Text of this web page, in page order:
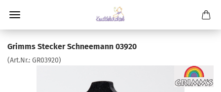
Grimms Stecker Schneemann 03920
(Art.Nr.: GR03920)